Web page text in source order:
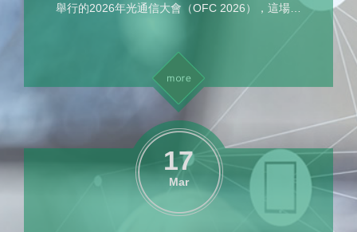
舉行的2026年光通信大會（OFC 2026），這場全
17
Mar